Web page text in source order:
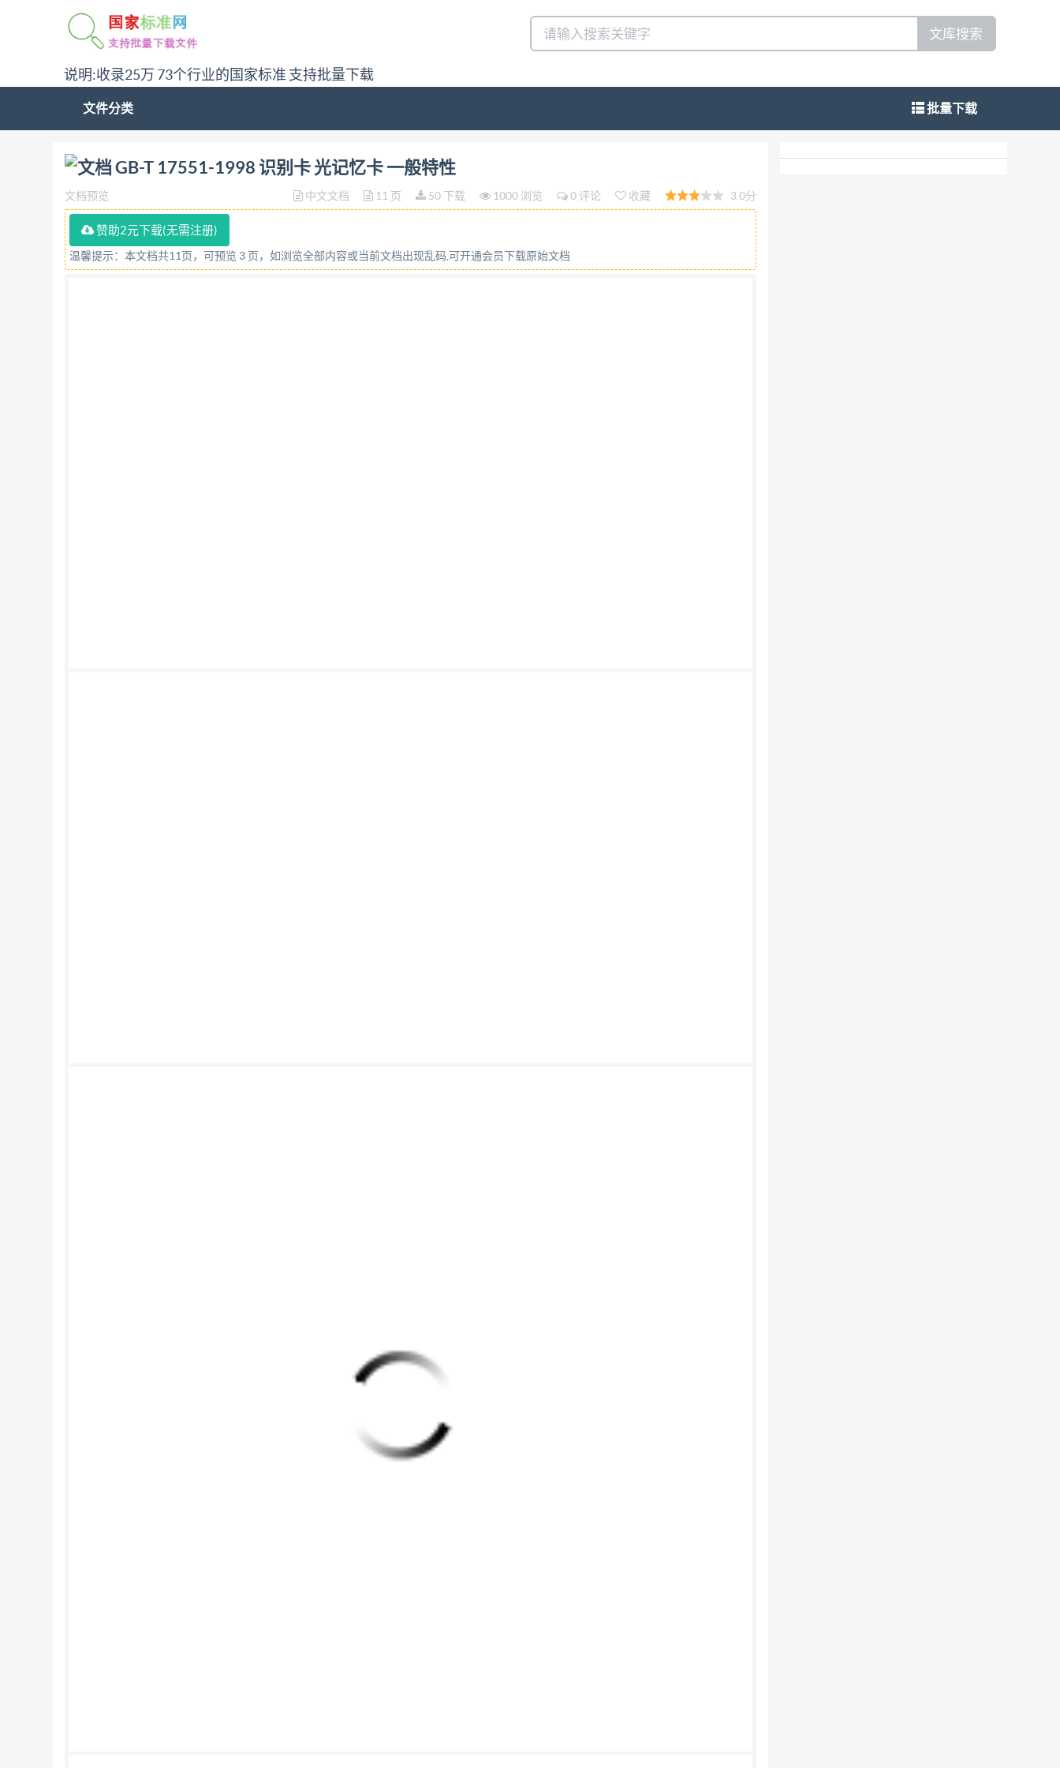
说明:收录25万 73个行业的国家标准 支持批量下载
文库搜索
文件分类 批量下载
问:哪里下载GB-T 17551-1998 识别卡 光记忆卡 一般特性答:请联系微信:siduwenku
GB-T 17551-1998 识别卡 光记忆卡 一般特性
文档预览 中文文档 11 页 50 下载 1000 浏览 0 评论 收藏 3.0分
赞助2元下载(无需注册)
温馨提示：本文档共11页，可预览 3 页，如浏览全部内容或当前文档出现乱码,可开通会员下载原始文档